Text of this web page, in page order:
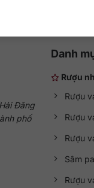
Đăng
phố
Danh
Rượu
Rượu
Rượu
Rượu
Sâm
Rượu